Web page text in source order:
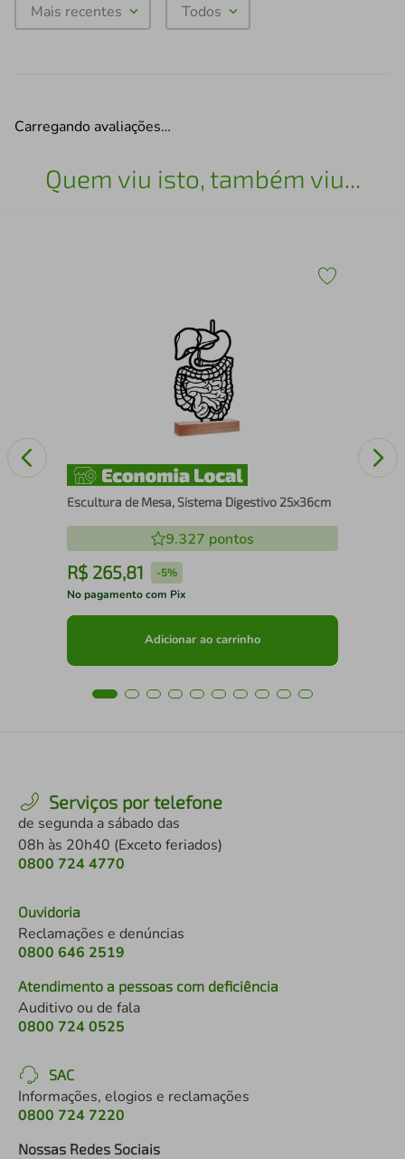
Mais recentes Todos
Carregando avaliações…
Quem viu isto, também viu...
Escultura de Mesa, Sistema Digestivo 25x36cm
9.327 pontos
R$ 265,81 -5%
No pagamento com Pix
Adicionar ao carrinho
Serviços por telefone
de segunda a sábado das
08h às 20h40 (Exceto feriados)
0800 724 4770
Ouvidoria
Reclamações e denúncias
0800 646 2519
Atendimento a pessoas com deficiência
Auditivo ou de fala
0800 724 0525
SAC
Informações, elogios e reclamações
0800 724 7220
Nossas Redes Sociais